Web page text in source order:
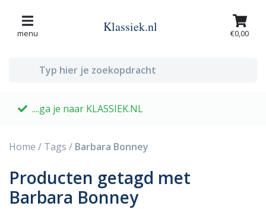
menu Klassiek.nl €0,00
....ga je naar KLASSIEK.NL
Home / Tags / Barbara Bonney
Producten getagd met
Barbara Bonney